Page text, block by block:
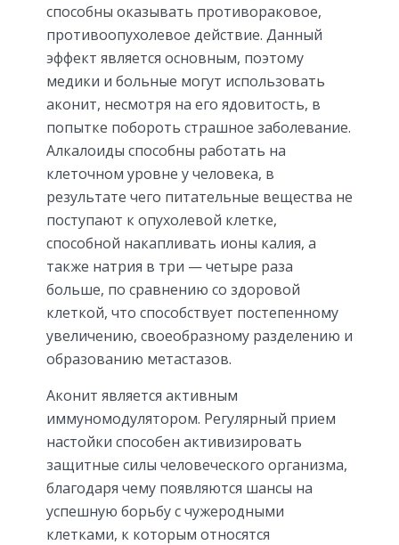
способны оказывать противораковое,
противоопухолевое действие. Данный
эффект является основным, поэтому
медики и больные могут использовать
аконит, несмотря на его ядовитость, в
попытке побороть страшное заболевание.
Алкалоиды способны работать на
клеточном уровне у человека, в
результате чего питательные вещества не
поступают к опухолевой клетке,
способной накапливать ионы калия, а
также натрия в три — четыре раза
больше, по сравнению со здоровой
клеткой, что способствует постепенному
увеличению, своеобразному разделению и
образованию метастазов.
Аконит является активным
иммуномодулятором. Регулярный прием
настойки способен активизировать
защитные силы человеческого организма,
благодаря чему появляются шансы на
успешную борьбу с чужеродными
клетками, к которым относятся